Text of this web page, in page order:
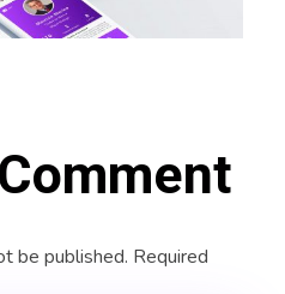
be published. Required